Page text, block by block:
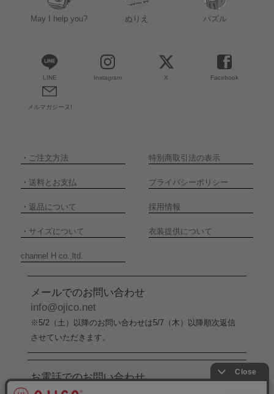
May I help you? ぬりえ パズル
LINE Instagram X Facebook
メルマガジーヌ!
・ ご注文方法 特別商取引法の表示
・ 送料とお支払 プライバシーポリシー
・ 返品について 採用情報
・ サイズについて 衣装提供について
channel H co.,ltd.
メールでのお問い合わせ
info@ojico.net
※5/2（土）以降のお問い合わせは5/7（木）以降順次返信
させていただきます。
お電話でのお問い合わせ
076-246-5050